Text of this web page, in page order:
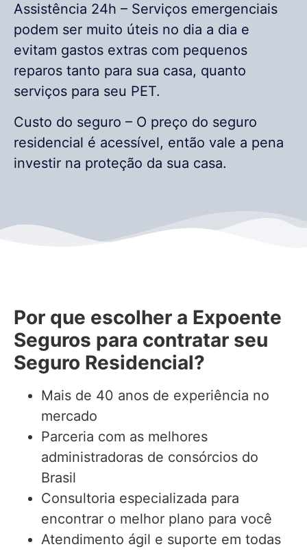
Assistência 24h – Serviços emergenciais
podem ser muito úteis no dia a dia e
evitam gastos extras com pequenos
reparos tanto para sua casa, quanto
serviços para seu PET.
Custo do seguro – O preço do seguro
residencial é acessível, então vale a pena
investir na proteção da sua casa.
Por que escolher a Expoente
Seguros para contratar seu
Seguro Residencial?
Mais de 40 anos de experiência no
mercado
Parceria com as melhores
administradoras de consórcios do
Brasil
Consultoria especializada para
encontrar o melhor plano para você
Atendimento ágil e suporte em todas